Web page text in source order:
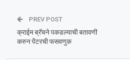
PREV POST
क्राईम ब्रॅचने पकडल्याची बतावणी
करुन पेंटरची फसवणुक